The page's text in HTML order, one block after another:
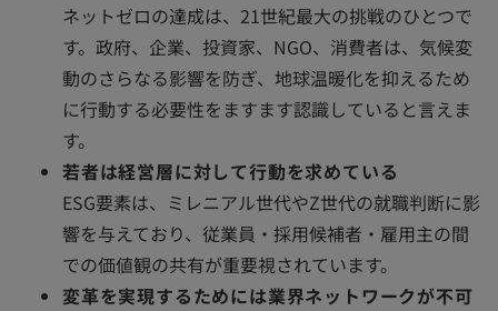
ネットゼロの達成は、21世紀最大の挑戦のひとつで
す。政府、企業、投資家、NGO、消費者は、気候変
動のさらなる影響を防ぎ、地球温暖化を抑えるため
に行動する必要性をますます認識していると言えま
す。
若者は経営層に対して行動を求めている
ESG要素は、ミレニアル世代やZ世代の就職判断に影
響を与えており、従業員・採用候補者・雇用主の間
での価値観の共有が重要視されています。
変革を実現するためには業界ネットワークが不可